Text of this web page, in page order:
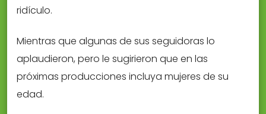
ridículo.
Mientras que algunas de sus seguidoras lo
aplaudieron, pero le sugirieron que en las
próximas producciones incluya mujeres de su
edad.